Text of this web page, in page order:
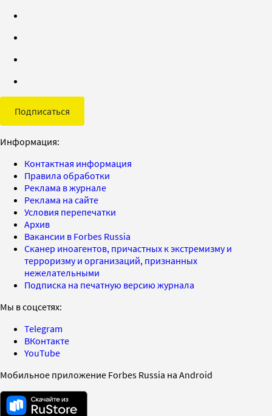
Подписаться
Информация:
Контактная информация
Правила обработки
Реклама в журнале
Реклама на сайте
Условия перепечатки
Архив
Вакансии в Forbes Russia
Сканер иноагентов, причастных к экстремизму и
терроризму и организаций, признанных
нежелательными
Подписка на печатную версию журнала
Мы в соцсетях:
Telegram
ВКонтакте
YouTube
Мобильное приложение Forbes Russia на Android